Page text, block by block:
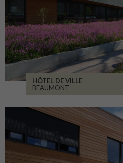
HÔTEL DE VILLE
BEAUMONT